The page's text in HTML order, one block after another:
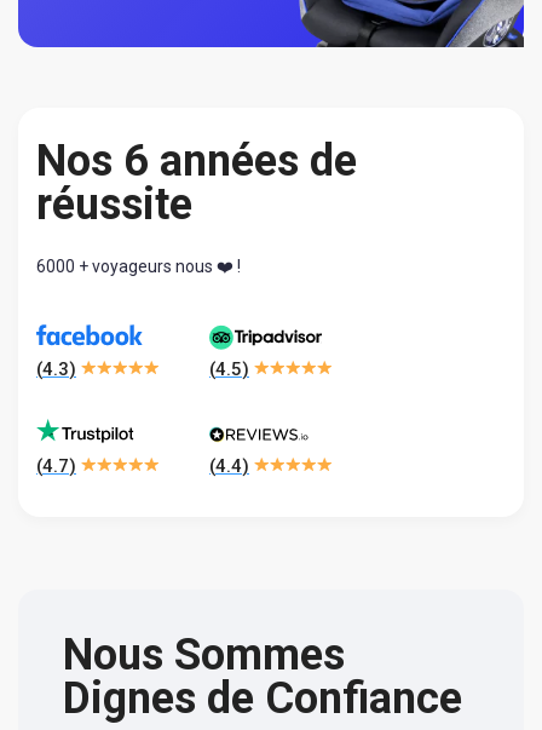
Nos 6 années de
réussite
6000 + voyageurs nous ❤️ !
(4.3) (4.5)
(4.7) (4.4)
Nous Sommes
Dignes de Confiance